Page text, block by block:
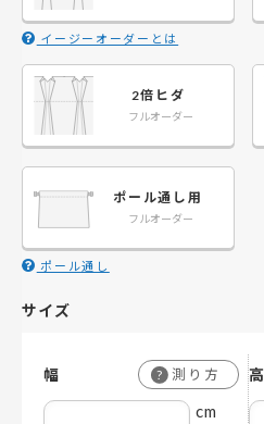
kapiさん
カラー：44.ペールイエロー
母の施設入居が決まったので
ンを探してこちらで購入しま
た。 色は明るい部屋になる様
にイエローをチョイスしまし
た。良かったです。
イージーオーダーとは
2倍ヒダ
フルオーダー
ポール通し用
フルオーダー
ポール通し
サイズ
幅 ? 測り方
cm